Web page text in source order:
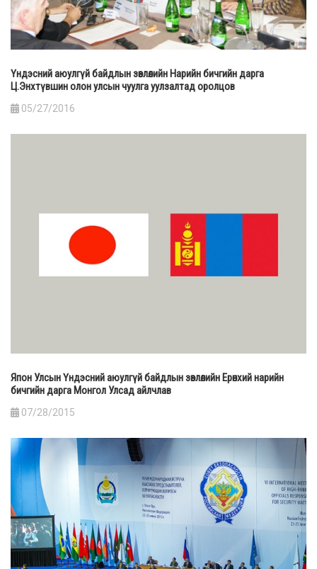
Үндэсний аюулгүй байдлын зөвлөлийн Нарийн бичгийн дарга
Ц.Энхтүвшин олон улсын чуулга уулзалтад оролцов
05/27/2016
Япон Улсын Үндэсний аюулгүй байдлын зөвлөлийн Ерөнхий нарийн
бичгийн дарга Монгол Улсад айлчлав
07/28/2015